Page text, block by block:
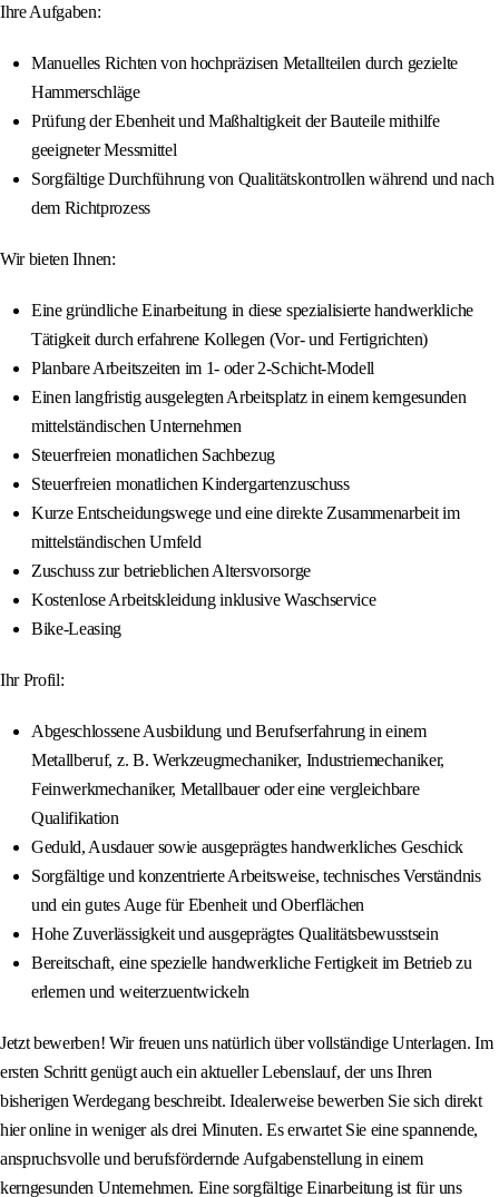
Ihre Aufgaben:
Manuelles Richten von hochpräzisen Metallteilen durch gezielte
Hammerschläge
Prüfung der Ebenheit und Maßhaltigkeit der Bauteile mithilfe
geeigneter Messmittel
Sorgfältige Durchführung von Qualitätskontrollen während und nach
dem Richtprozess
Wir bieten Ihnen:
Eine gründliche Einarbeitung in diese spezialisierte handwerkliche
Tätigkeit durch erfahrene Kollegen (Vor- und Fertigrichten)
Planbare Arbeitszeiten im 1- oder 2-Schicht-Modell
Einen langfristig ausgelegten Arbeitsplatz in einem kerngesunden
mittelständischen Unternehmen
Steuerfreien monatlichen Sachbezug
Steuerfreien monatlichen Kindergartenzuschuss
Kurze Entscheidungswege und eine direkte Zusammenarbeit im
mittelständischen Umfeld
Zuschuss zur betrieblichen Altersvorsorge
Kostenlose Arbeitskleidung inklusive Waschservice
Bike-Leasing
Ihr Profil:
Abgeschlossene Ausbildung und Berufserfahrung in einem
Metallberuf, z. B. Werkzeugmechaniker, Industriemechaniker,
Feinwerkmechaniker, Metallbauer oder eine vergleichbare
Qualifikation
Geduld, Ausdauer sowie ausgeprägtes handwerkliches Geschick
Sorgfältige und konzentrierte Arbeitsweise, technisches Verständnis
und ein gutes Auge für Ebenheit und Oberflächen
Hohe Zuverlässigkeit und ausgeprägtes Qualitätsbewusstsein
Bereitschaft, eine spezielle handwerkliche Fertigkeit im Betrieb zu
erlernen und weiterzuentwickeln
Jetzt bewerben! Wir freuen uns natürlich über vollständige Unterlagen. Im
ersten Schritt genügt auch ein aktueller Lebenslauf, der uns Ihren
bisherigen Werdegang beschreibt. Idealerweise bewerben Sie sich direkt
hier online in weniger als drei Minuten. Es erwartet Sie eine spannende,
anspruchsvolle und berufsfördernde Aufgabenstellung in einem
kerngesunden Unternehmen. Eine sorgfältige Einarbeitung ist für uns